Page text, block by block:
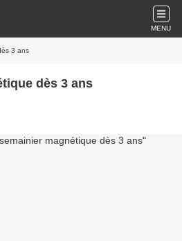
MENU
3 ans
dès 3 ans